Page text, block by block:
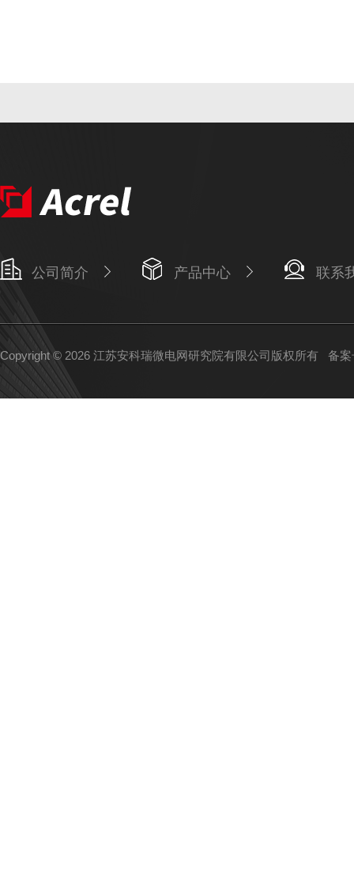
公司简介 产品中心 联系
Copyright © 2026 江苏安科瑞微电网研究院有限公司版权所有 备案